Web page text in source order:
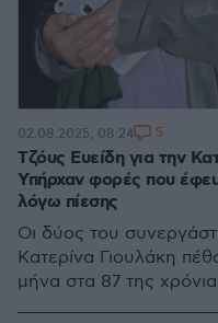
Τζόυς Ευείδη για την
Υπήρχαν φορές που
λόγω πίεσης
Οι δύος του
Κατερίνα Γιουλάκη
μήνα στα 87 της χρόνια
02.08.2025, 08:24 5